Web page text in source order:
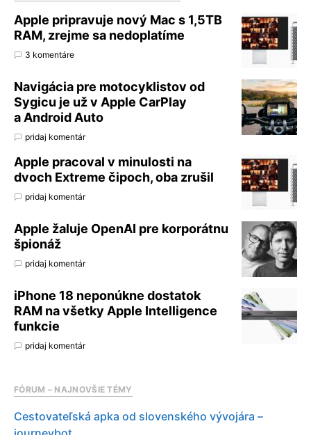
Apple pripravuje nový Mac s 1,5TB
RAM, zrejme sa nedoplatíme
3 komentáre
Navigácia pre motocyklistov od
Sygicu je už v Apple CarPlay
a Android Auto
pridaj komentár
Apple pracoval v minulosti na
dvoch Extreme čipoch, oba zrušil
pridaj komentár
Apple žaluje OpenAI pre korporátnu
špionáž
pridaj komentár
iPhone 18 neponúkne dostatok
RAM na všetky Apple Intelligence
funkcie
pridaj komentár
FÓRUM – NAJNOVŠIE TÉMY
Cestovateľská apka od slovenského vývojára –